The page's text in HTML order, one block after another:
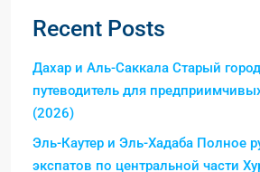
Recent Posts
Дахар и Аль-Саккала Старый
путеводитель для
(2026)
Эль-Каутер и Эль-Хадаба Полное
экспатов по центральной части